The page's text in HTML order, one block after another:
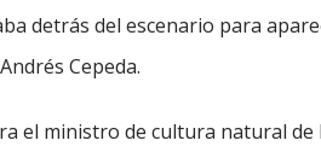
detrás del escenario para
Cepeda.
el ministro de cultura natural de